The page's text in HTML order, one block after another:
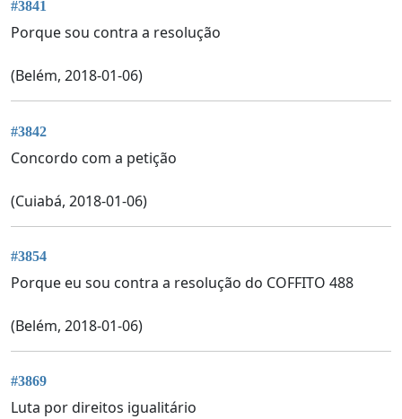
#3841
Porque sou contra a resolução
(Belém, 2018-01-06)
#3842
Concordo com a petição
(Cuiabá, 2018-01-06)
#3854
Porque eu sou contra a resolução do COFFITO 488
(Belém, 2018-01-06)
#3869
Luta por direitos igualitário